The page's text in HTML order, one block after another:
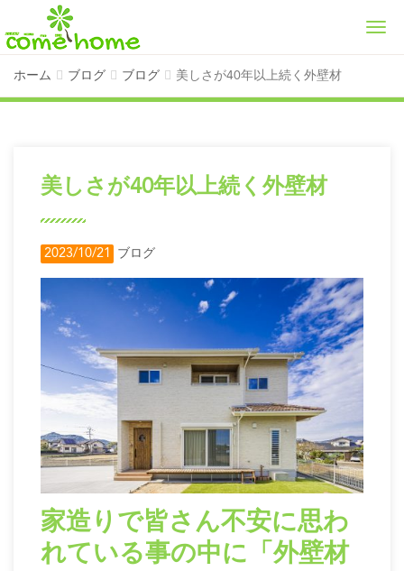
ホーム ブログ ブログ 美しさが40年以上続く外壁材
美しさが40年以上続く外壁材
2023/10/21 ブログ
家造りで皆さん不安に思わ
れている事の中に「外壁材